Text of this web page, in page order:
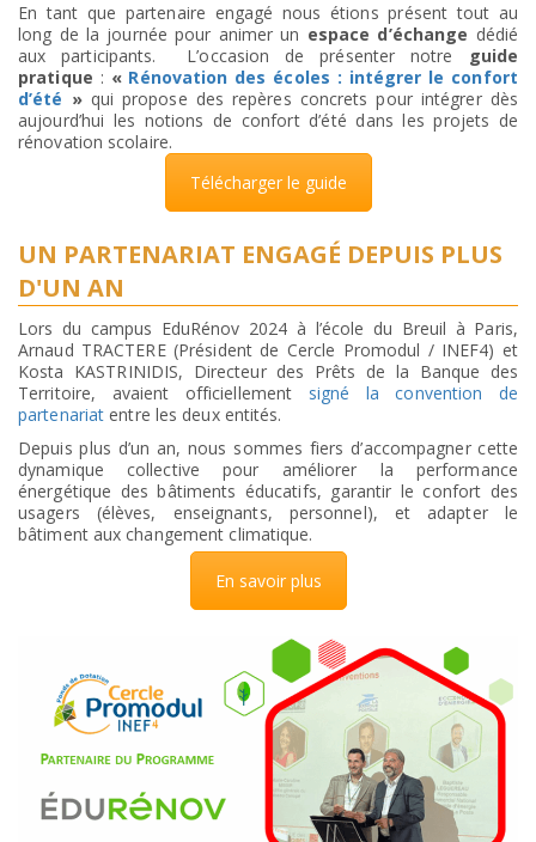
En tant que partenaire engagé nous étions présent tout au
long de la journée pour animer un espace d’échange dédié
aux participants. L’occasion de présenter notre
guide
pratique : « Rénovation des écoles : intégrer le confort
d’été »qui propose des repères concrets pour intégrer dès
aujourd’hui les notions de confort d’été dans les projets de
rénovation scolaire.
Télécharger le guide
UN PARTENARIAT ENGAGÉ DEPUIS PLUS
D'UN AN
Lors du campus EduRénov 2024 à l’école du Breuil à Paris,
Arnaud TRACTERE (Président de Cercle Promodul / INEF4) et
Kosta KASTRINIDIS, Directeur des Prêts de la Banque des
Territoire, avaient officiellement signé la convention de
partenariat entre les deux entités.
Depuis plus d’un an, nous sommes fiers d’accompagner cette
dynamique collective pour améliorer la performance
énergétique des bâtiments éducatifs, garantir le confort des
usagers (élèves, enseignants, personnel), et adapter le
bâtiment aux changement climatique.
En savoir plus